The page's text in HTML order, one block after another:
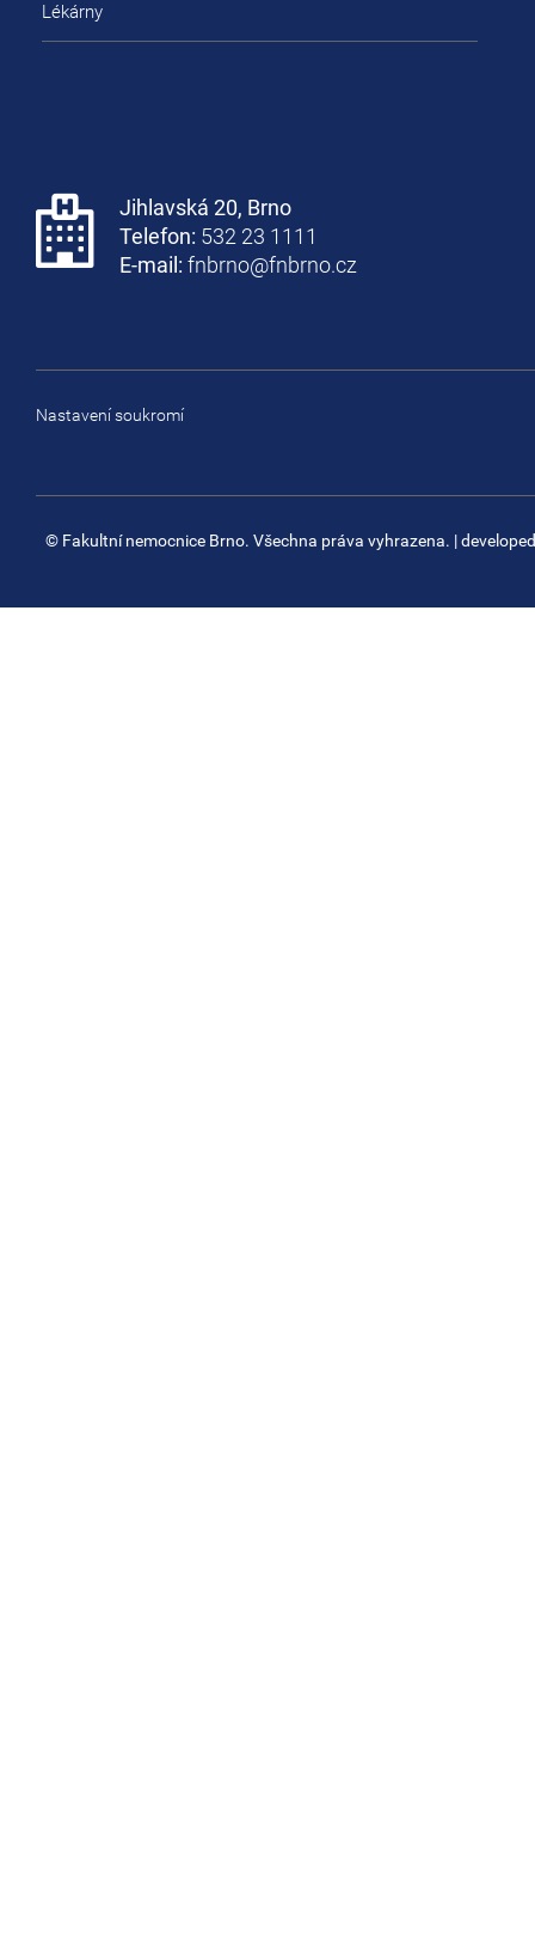
Lékárny
Jihlavská 20, Brno
Telefon: 532 23 1111
E-mail: fnbrno@fnbrno.cz
Nastavení soukromí
© Fakultní nemocnice Brno. Všechna práva vyhrazena. |